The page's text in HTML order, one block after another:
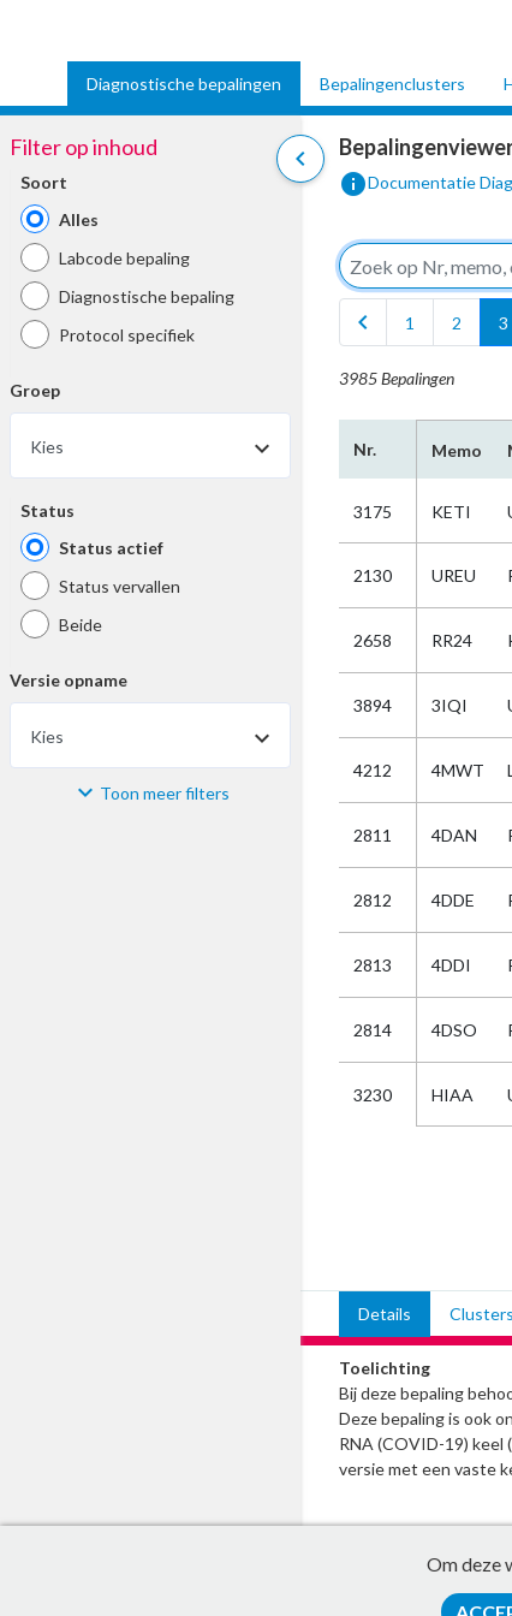
Diagnostische bepalingen Bepalingenclusters
chevron_left
Filter op inhoud
Soort
Alles
Labcode bepaling
Diagnostische bepaling
Protocol specifiek
Groep
Kies
Status
Status actief
Status vervallen
Beide
Versie opname
Kies
Materiaal Toon meer filters
infoDocumentatie
chevron_left
1 2 3
3985 Bepalingen
Nr. Memo
3175 KETI
2130 UREU
2658 RR24
3894 3IQI
4212 4MWT
2811 4DAN
2812 4DDE
2813 4DDI
2814 4DSO
3230 HIAA
Details Clusters
Toelichting
Bij deze bepaling
Deze bepaling is ook
RNA (COVID-19) keel
versie met een vaste
Om deze